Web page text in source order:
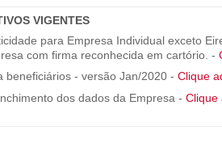
VIGENTES
para Empresa Individual exceto
com firma reconhecida em cartório. -
beneficiários - versão Jan/2020 - Clique
dos dados da Empresa - Clique